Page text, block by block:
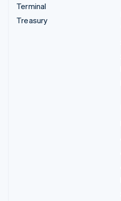
Terminal
Treasury